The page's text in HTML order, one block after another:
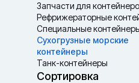
Запчасти для
Рефрижераторные
Специальные
Cухогрузные морские
контейнеры
Танк-контейнеры
Термоконтейнеры
Сортировка